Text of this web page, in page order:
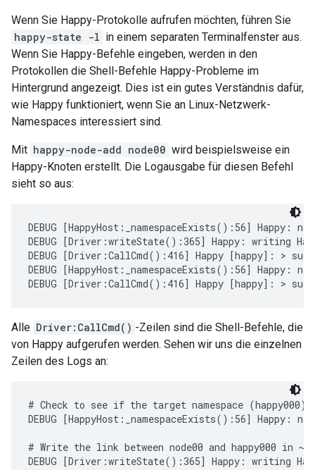
Wenn Sie Happy-Protokolle aufrufen möchten, führen Sie
happy-state -l in einem separaten Terminalfenster aus.
Wenn Sie Happy-Befehle eingeben, werden in den
Protokollen die Shell-Befehle Happy-Probleme im
Hintergrund angezeigt. Dies ist ein gutes Verständnis dafür,
wie Happy funktioniert, wenn Sie an Linux-Netzwerk-
Namespaces interessiert sind.
Mit happy-node-add node00 wird beispielsweise ein
Happy-Knoten erstellt. Die Logausgabe für diesen Befehl
sieht so aus:
DEBUG [HappyHost:_namespaceExists():56] Happy:
DEBUG [Driver:writeState():365] Happy: writing
DEBUG [Driver:CallCmd():416] Happy [happy]: >
DEBUG [HappyHost:_namespaceExists():56] Happy:
DEBUG [Driver:CallCmd():416] Happy [happy]: >
Alle Driver:CallCmd() -Zeilen sind die Shell-Befehle, die
von Happy aufgerufen werden. Sehen wir uns die einzelnen
Zeilen des Logs an:
# Check to see if the target namespace (happy000)
DEBUG [HappyHost:_namespaceExists():56] Happy:
# Write the link between node00 and happy000 in ~/
DEBUG [Driver:writeState():365] Happy: writing